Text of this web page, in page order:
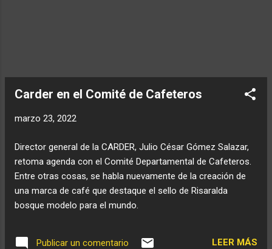
Carder en el Comité de Cafeteros
marzo 23, 2022
Director general de la CARDER, Julio César Gómez Salazar,
retoma agenda con el Comité Departamental de Cafeteros.
Entre otras cosas, se habla nuevamente de la creación de
una marca de café que destaque el sello de Risaralda
bosque modelo para el mundo.
Publicar un comentario LEER MÁS